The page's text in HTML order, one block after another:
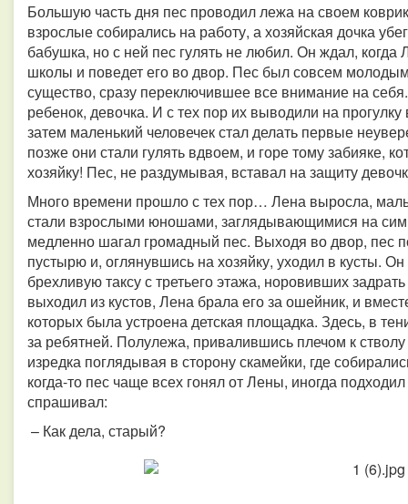
Большую часть дня пес проводил лежа на своем
взрослые собирались на работу, а хозяйская дочка
бабушка, но с ней пес гулять не любил. Он ждал, когда
школы и поведет его во двор. Пес был совсем
существо, сразу переключившее все внимание на
ребенок, девочка. И с тех пор их выводили на
затем маленький человечек стал делать первые
позже они стали гулять вдвоем, и горе тому забияке,
хозяйку! Пес, не раздумывая, вставал на защиту
Много времени прошло с тех пор… Лена выросла,
стали взрослыми юношами, заглядывающимися на
медленно шагал громадный пес. Выходя во двор, пес
пустырю и, оглянувшись на хозяйку, уходил в кусты.
брехливую таксу с третьего этажа, норовивших
выходил из кустов, Лена брала его за ошейник, и
которых была устроена детская площадка. Здесь, в
за ребятней. Полулежа, привалившись плечом к
изредка поглядывая в сторону скамейки, где
когда-то пес чаще всех гонял от Лены, иногда
спрашивал:
– Как дела, старый?